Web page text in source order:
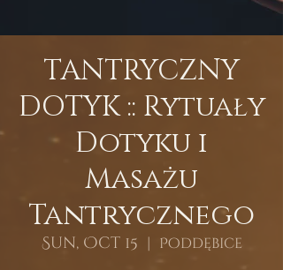
TANTRYCZNY
DOTYK :: Rytuały
Dotyku i
Masażu
Tantrycznego
Sun, Oct 15
  |
Poddębice